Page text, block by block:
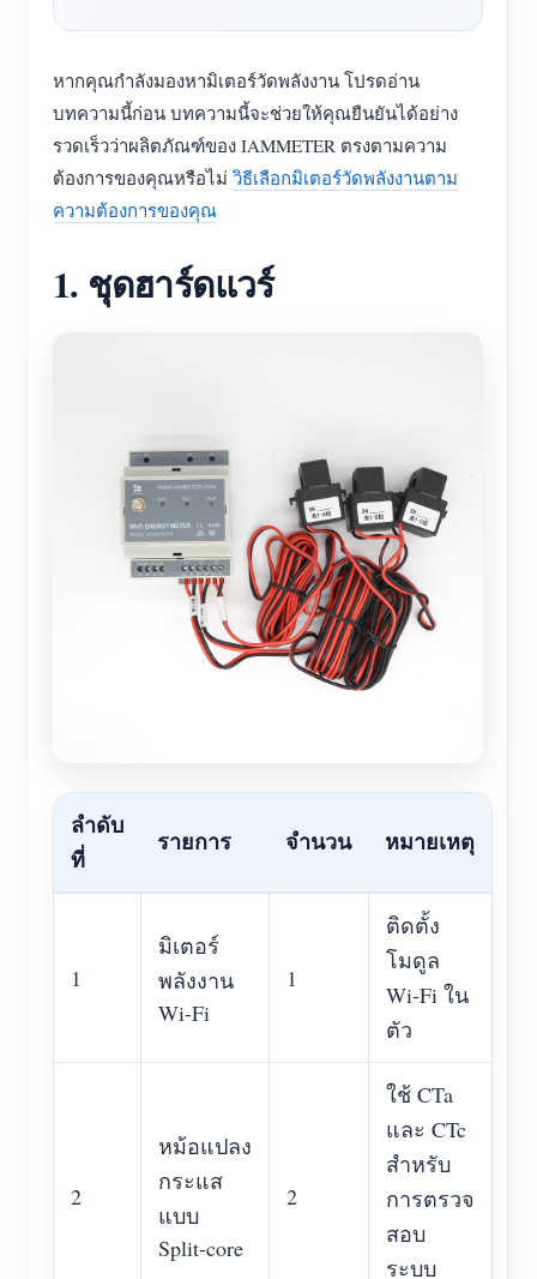
หากคุณกำลังมองหามิเตอร์วัดพลังงาน โปรดอ่าน
บทความนี้ก่อน บทความนี้จะช่วยให้คุณยืนยันได้อย่าง
รวดเร็วว่าผลิตภัณฑ์ของ IAMMETER ตรงตามความ
ต้องการของคุณหรือไม่ วิธีเลือกมิเตอร์วัดพลังงานตาม
ความต้องการของคุณ
1. ชุดฮาร์ดแวร์
ลำดับ
ที่
รายการ จำนวน หมายเหตุ
1
มิเตอร์
พลังงาน
Wi-Fi
1
ติดตั้ง
โมดูล
Wi-Fi ใน
ตัว
2
หม้อแปลง
กระแส
แบบ
Split-core
2
ใช้ CTa
และ CTc
สำหรับ
การตรวจ
สอบ
ระบบ